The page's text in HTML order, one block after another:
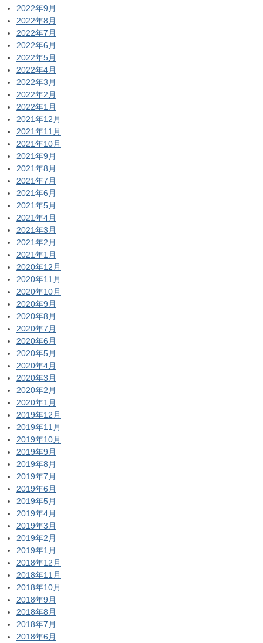
2022年9月
2022年8月
2022年7月
2022年6月
2022年5月
2022年4月
2022年3月
2022年2月
2022年1月
2021年12月
2021年11月
2021年10月
2021年9月
2021年8月
2021年7月
2021年6月
2021年5月
2021年4月
2021年3月
2021年2月
2021年1月
2020年12月
2020年11月
2020年10月
2020年9月
2020年8月
2020年7月
2020年6月
2020年5月
2020年4月
2020年3月
2020年2月
2020年1月
2019年12月
2019年11月
2019年10月
2019年9月
2019年8月
2019年7月
2019年6月
2019年5月
2019年4月
2019年3月
2019年2月
2019年1月
2018年12月
2018年11月
2018年10月
2018年9月
2018年8月
2018年7月
2018年6月